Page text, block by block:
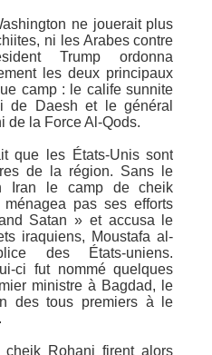
ne jouerait plus
ni les Arabes contre
Trump ordonna
les deux principaux
camp : le calife sunnite
de Daesh et le général
de la Force Al-Qods.
que les États-Unis sont
de la région. Sans le
Iran le camp de cheik
pas ses efforts
Satan » et accusa le
iraquiens, Moustafa al-
des États-uniens.
ci fut nommé quelques
ministre à Bagdad, le
des tous premiers à le
Rohani firent alors